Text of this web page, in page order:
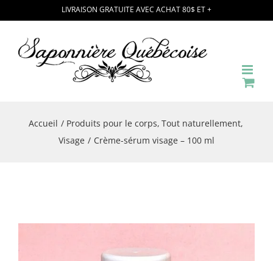
contenu
LIVRAISON GRATUITE AVEC ACHAT 80$ ET +
Accueil Produits pour le corps Tout naturellement
Visage
Crème-sérum visage – 100 ml